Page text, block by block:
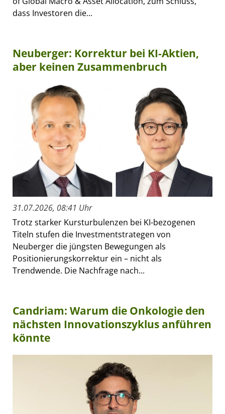
dass Investoren die...
Neuberger: Korrektur bei KI-Aktien,
aber keinen Zusammenbruch
31.07.2026, 08:41 Uhr
Trotz starker Kursturbulenzen bei KI-bezogenen
Titeln stufen die Investmentstrategen von
Neuberger die jüngsten Bewegungen als
Positionierungskorrektur ein – nicht als
Trendwende. Die Nachfrage nach...
Candriam: Warum die Onkologie den
nächsten Innovationszyklus anführen
könnte